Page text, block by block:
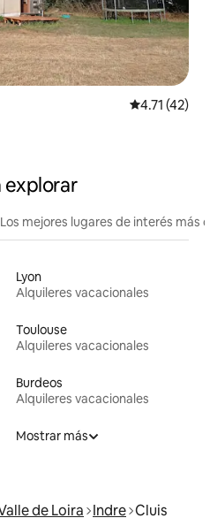
Calificación
4.71 (42)
explorar
Los mejores lugares de interés más
Lyon
Alquileres vacacionales
Toulouse
Alquileres vacacionales
Burdeos
Alquileres vacacionales
Mostrar más
de Loira Indre Cluis